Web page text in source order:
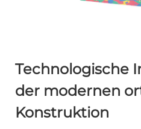
Technologische
der modernen
Konstruktion